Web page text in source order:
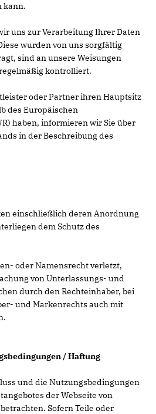
kann.
uns zur Verarbeitung Ihrer Daten
wurden von uns sorgfältig
sind an unsere Weisungen
kontrolliert.
oder Partner ihren Hauptsitz
des Europäischen
haben, informieren wir Sie über
in der Beschreibung des
einschließlich deren Anordnung
dem Schutz des
oder Namensrecht verletzt,
von Unterlassungs- und
durch den Rechteinhaber, bei
und Markenrechts auch mit
/ Haftung
und die Nutzungsbedingungen
der Webseite von
Sofern Teile oder